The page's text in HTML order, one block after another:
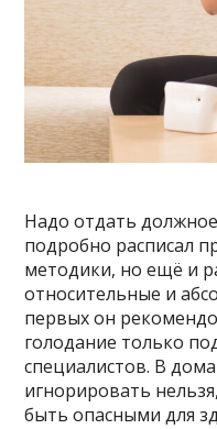
Надо отдать
подробно расписал
методики, но ещё и
относительные и
первых он
голодание только
специалистов. В
игнорировать
быть опасными для